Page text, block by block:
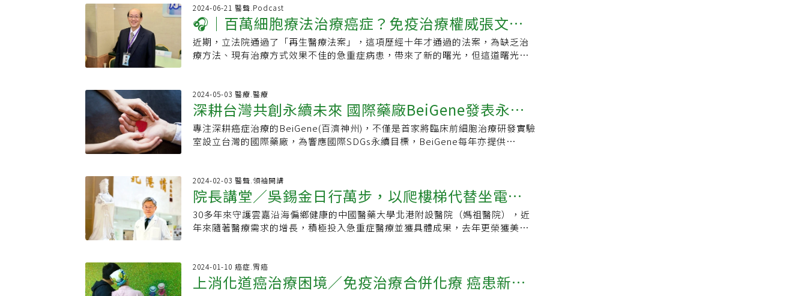
「Smart Heart智慧心臟平台」提升心肌梗塞遠距照護，透過「HiThings智慧重
症戰情室（Tele-ICU）與ARDITeX智慧肺護守」強化重症醫療。此外，面對全球
洗腎率最高的台灣，中醫大附醫建置全台首創遠距洗腎平台，有效改善提升偏鄉
腎病患者的醫療可及性。
療的15年，大幅縮短13年追蹤時間。此外，CAR-T細胞須依不同患者的T細胞做
客製化改造，製備時間約一個月，增加跟時間賽跑的癌症患者壓力，且治療費用
在美國超過1千4百多萬元，去年台灣健保給付價也要819萬元；但CAR001新藥取
自健康人細胞，可大規模製備細胞，大幅降低製備時間與成本，提升藥物可近
試者，CAR001 臨床試驗的第一組病患已成功通過安全性監察委員會（Safety
Monitoring Committee, SMC）的安全性評估，這顯示 CAR001 的細胞治療在
安全性上具備良好基礎。目前試驗已順利進入第二組病患階段，整體臨床試驗進
展順利。若接續完成二期臨床試驗，並經審查風險效益，具安全性及初步療效，
就有機會依照「再生醫療法」、「再生醫療製劑管理條例」，取得暫時性藥證，
年第一季子法出爐，才能做進一步的規劃，「如果成功的話，有機會延長癌症患
者生命，在健康的狀態下活得更久。」延伸閱讀AI新藥開發 外泌體抗癌重大突破
/中國醫大附醫與聖安生醫研發「靶向性外泌體」 突破腦血屏障 治癌具雙重優勢
腦神經退化治療有解？「外泌體」可望瞄準病灶「神救援」
細節。林口長庚醫院血液腫瘤科系主任張文震表示，細胞療法屬於正式藥證外，
病患有實際需求，但卻沒有達到藥證的嚴格要求時，給予特別處理方式，理應讓
民眾瞭解療效，但定期公布治療效果，於實務執行上有其困難。提醒患者，在選
擇再生醫療之前，應與醫療團隊做好溝通，以免花大錢，卻換來虛幻的希望。
什麼台灣的達文西機器手臂及粒子治療儀器密度居全球之冠？很明顯的，就是因
為台灣健保給付低廉，健保實施近三十年，台灣醫院的經營策略就是「衝量」，
以及「創造自費項目」。「一切向錢看」早已經成為不少台灣醫院的經營法則，
大家見怪不怪，結果，民眾只能自求多福。在「陽光行動」專題的報導中，健保
基於『病人有選擇的權利』。醫師不能強迫病家埋單，術前應講清楚自費項目的
金額、優點」。資訊不對等 病人多尊重醫師建議這話聽起來很有道理，但是，在
醫療現場，根本行不通。在資訊不對等的情形下，絕大多數病人，都會相信醫師
的建議。不要說一般的病人，連身為醫師的病人，也會被新創醫療迷惑，而去接
受不一定有用的高科技檢驗或未經過臨床試驗的細胞治療。對於沒有經濟問題的
療。身心的折磨外，還要花更多的錢來補救，往往痊癒的機會已不大，怎不令人
痛心。台灣健保 鼓勵做多而不是做好我非常認同策略大師麥可波特的論述，他在
「醫療革命」一書中說：「醫療的最高境界是用最少的錢，獲得最好的醫療效
果」。目前台灣健保制度的設計，誘因錯置，是鼓勵做多而不是鼓勵做好。我想
可能引導病人做出「對自己最有利」的選擇。
因發燒或反覆的感染應有所警覺，進一步抽血檢驗就可判斷急性淋巴性白血病是
否是發燒的真正元凶！馬偕兒童醫院兒童血液腫瘤科主治醫師劉希哲曾收治一名
三歲的小女童，她在一週內出現發燒不退、咳嗽、流鼻水、體力變差，臉及脖子
的淋巴結腫大，症狀跟EB病毒感染很像，但是小腿有不明原因血斑，進一步檢查
竟是罹患急性淋巴性白血病！急性淋巴性白血病是兒童最常見癌症 好發於2-5歲
急性骨髓性白血病(AML)，前者約占八成。兒童急性淋巴性白血病的好發年齡是二
至五歲。症狀包括發燒、貧血、疲倦、臉色蒼白、淋巴結腫大、瘀青、不明原因
腹痛、腹脹及骨頭痛等。不同危險分群治療強度不同 提高治癒率並減少後遺症
劉希哲醫師說，急性淋巴性白血病的分期和一般癌症不同，主要是依據復發風險
位、基因變異等進行「標準危險」、「高危險」或「極高危險」分群的判定，然
後根據危險分群規劃療程，讓病童獲得適切的治療強度，除了可以有效打擊血癌
細胞外，也能減少副作用及後遺症。急性淋巴性白血病的治療，第一階段是引導
期治療，希望在最短時間內殺死最多血癌細胞達到疾病緩解，接著進入第二階段
的鞏固期治療以鞏固療效，最後是第三階段的維持期治療，目的是持續殺死癌細
就達到過去認定的「疾病緩解」的狀態，接續進行鞏固期、維持期治療，但是最
後可能不到八成的病童可以治癒。表示我們沒有精準地評估治療反應，無法及早
2024-06-21 醫聲.Podcast
🎧｜百萬細胞療法治療癌症？免疫治療權威張文震
這麼建議
近期，立法院通過了「再生醫療法案」，這項歷經十年才通過的法案，為缺乏治
療方法、現有治療方式效果不佳的急重症病患，帶來了新的曙光，但這道曙光能
選項，須了解其治療方式和風險，並尋求專業醫療團隊的第二意見，以做出明智
決定。🎧立即收聽 按右下角播放鍵↓張文震指出，病患在選擇治療方法時，應優
先考慮已有治療指引的正規療法，雖然有些患者因害怕副作用，而尋求安全性較
高的替代療法，但經驗豐富的主治醫師能夠調整藥物劑量，幫助患者順利完成治
療，如果正規療法無效或無法使用，病患再來考慮細胞療法也不遲。再生醫療雙
細胞療法與傳統藥物治療的最大差異，在於前者目前仍被定位為醫療技術，而非
藥物。因此，細胞療法的療效並未如藥物般，經過嚴謹的臨床試驗和多國多中心
的研究來證實。以嵌合抗原受體T細胞（CAR-T）療法為例，這是一種被明確定義
為藥物的細胞療法，經過嚴格的臨床試驗和審查程序，證實有效並獲得藥證。然
員、細胞培養過程等的嚴格管理。《再生醫療法》及《再生醫療製劑管理條
例》，主要為細胞療法提供明確的法律依據。張文震強調，法案的通過讓細胞療
法能在一定的規範下執行，尤其是細胞源頭的管理和再生技術的規範上，對於癌
2024-05-03 醫療.醫療
深耕台灣共創永續未來 國際藥廠BeiGene發表永續
發展報告
專注深耕癌症治療的BeiGene(百濟神州)，不僅是首家將臨床前細胞治療研發實驗
室設立台灣的國際藥廠，為響應國際SDGs永續目標，BeiGene每年亦提供
自主研發的BTK抑制劑和抗PD-1抗體藥物治療。BeiGene聯合創始人、董事長兼
首席執行官歐雷強（John V. Oyler）表示，「無論癌症患者身在何處，社會經濟
地位如何，他們都應有權獲得高品質、有影響力的藥物。」BeiGene以更經濟高
效的方式，致力為全世界患者帶來藥物可近性及可負擔的治療方式。對創新的承
諾遠不僅限於實驗室工作中，其永續發展戰略圍繞四大重點領域展開，分別為推
平戰略。● 全球員工志願者服務時長超過20,000小時。● 將氣候風險納入企業風
險管理流程。● 啟動供應商管理計畫，有助於BeiGene在2025年前完成範疇三的
2024-02-03 醫聲.領袖開講
院長講堂／吳錫金日行萬步，以爬樓梯代替坐電
梯！落實地中海型飲食，每餐7分飽、多喝水不吃甜
30多年來守護雲嘉沿海偏鄉健康的中國醫藥大學北港附設醫院（媽祖醫院），近
年來隨著醫療需求的增長，積極投入急重症醫療並獲具體成果，去年更榮獲美國
範獎」。養生秘訣/地中海飲食 日行萬步養身吳錫金求學時熱愛運動，是籃球班
隊，更是西洋劍社長。他說，運動除了健康也學到團隊合作，如今年過6旬的他，
唯一運動是走路，日行萬步，在醫院以爬樓梯代替坐電梯，堅持吃得簡單健康，
2024-01-10 癌症.胃癌
上消化道癌治療困境／免疫治療合併化療 癌患新生